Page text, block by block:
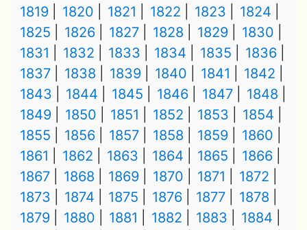
1819
1820 1821 1822 1823
1824
1825
1826 1827 1828 1829
1830
1831
1832 1833 1834 1835
1836
1837
1838 1839 1840 1841
1842
1843
1844 1845 1846 1847
1848
1849
1850 1851 1852 1853
1854
1855
1856 1857 1858 1859
1860
1861
1862 1863 1864 1865
1866
1867
1868 1869 1870 1871
1872
1873
1874 1875 1876 1877
1878
1879
1880 1881 1882 1883
1884